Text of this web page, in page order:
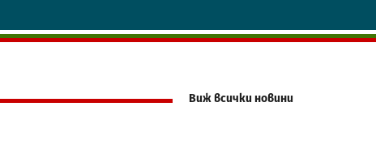
Виж всички новини